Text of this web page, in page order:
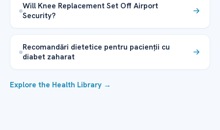
Will Knee Replacement Set Off Airport
Security?
Recomandări dietetice pentru pacienții cu
diabet zaharat
Explore the Health Library →